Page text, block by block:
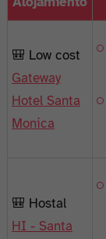
🎒 Low cost
Gateway
Hotel Santa
Monica
🎒 Hostal
HI - Santa